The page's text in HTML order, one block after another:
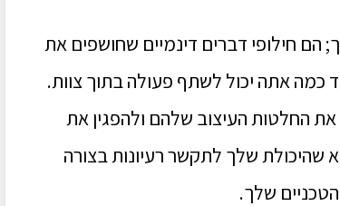
הם חילופי דברים דינמיים שחושפים את
כמה אתה יכול לשתף פעולה בתוך צוות.
החלטות העיצוב שלהם ולהפגין את
שהיכולת שלך לתקשר רעיונות בצורה
שלך.